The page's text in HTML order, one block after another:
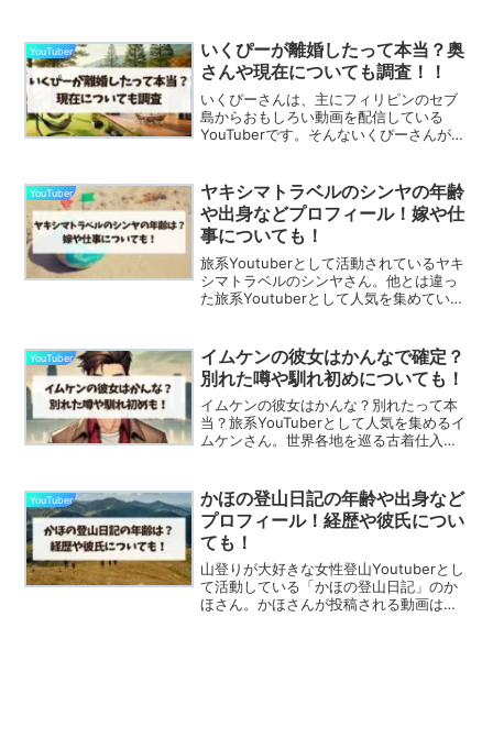
の車中生活」に改名されていて、チャン
ネル登録者数...
YouTuber
いくぴーが離婚したって本当？奥
さんや現在についても調査！！
いくぴーさんは、主にフィリピンのセブ
島からおもしろい動画を配信している
YouTuberです。そんないくぴーさんが離
サムネも目を引くようなものばかりで、
視聴者をセブ...
YouTuber
ヤキシマトラベルのシンヤの年齢
や出身などプロフィール！嫁や仕
事についても！
旅系Youtuberとして活動されているヤキ
シマトラベルのシンヤさん。他とは違っ
た旅系Youtuberとして人気を集めていま
さんの年齢や身長などプロフィール！ま
た嫁や仕...
YouTuber
イムケンの彼女はかんなで確定？
別れた噂や馴れ初めについても！
イムケンの彼女はかんな？別れたって本
当？旅系YouTuberとして人気を集めるイ
ムケンさん。世界各地を巡る古着仕入れ
「彼女は誰？」「かんなさんとは別れた
の？」など、プラ...
YouTuber
かほの登山日記の年齢や出身など
プロフィール！経歴や彼氏につい
ても！
山登りが大好きな女性登山Youtuberとし
て活動している「かほの登山日記」のか
ほさん。かほさんが投稿される動画は、